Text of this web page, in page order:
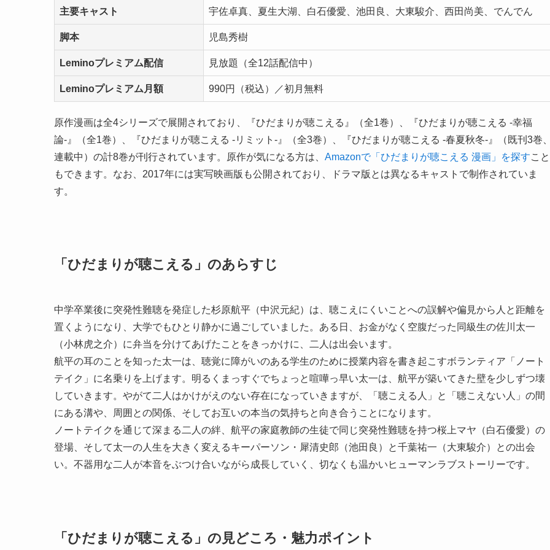
主要キャスト 宇佐卓真、夏生大湖、白石優愛、池田良、大東駿介、西田尚美、でんでん
脚本 児島秀樹
Leminoプレミアム配信 見放題（全12話配信中）
Leminoプレミアム月額 990円（税込）／初月無料
原作漫画は全4シリーズで展開されており、『ひだまりが聴こえる』（全1巻）、『ひだまりが聴こえる -幸福
論-』（全1巻）、『ひだまりが聴こえる -リミット-』（全3巻）、『ひだまりが聴こえる -春夏秋冬-』（既刊3巻
連載中）の計8巻が刊行されています。原作が気になる方は、 Amazonで「ひだまりが聴こえる 漫画」を探すこと
もできます。なお、2017年には実写映画版も公開されており、ドラマ版とは異なるキャストで制作されていま
す。
「ひだまりが聴こえる」のあらすじ
中学卒業後に突発性難聴を発症した杉原航平（中沢元紀）は、聴こえにくいことへの誤解や偏見から人と距離を
置くようになり、大学でもひとり静かに過ごしていました。ある日、お金がなく空腹だった同級生の佐川太一
（小林虎之介）に弁当を分けてあげたことをきっかけに、二人は出会います。
航平の耳のことを知った太一は、聴覚に障がいのある学生のために授業内容を書き起こすボランティア「ノート
テイク」に名乗りを上げます。明るくまっすぐでちょっと喧嘩っ早い太一は、航平が築いてきた壁を少しずつ壊
していきます。やがて二人はかけがえのない存在になっていきますが、「聴こえる人」と「聴こえない人」の間
にある溝や、周囲との関係、そしてお互いの本当の気持ちと向き合うことになります。
ノートテイクを通じて深まる二人の絆、航平の家庭教師の生徒で同じ突発性難聴を持つ桜上マヤ（白石優愛）の
登場、そして太一の人生を大きく変えるキーパーソン・犀清史郎（池田良）と千葉祐一（大東駿介）との出会
い。不器用な二人が本音をぶつけ合いながら成長していく、切なくも温かいヒューマンラブストーリーです。
「ひだまりが聴こえる」の見どころ・魅力ポイント